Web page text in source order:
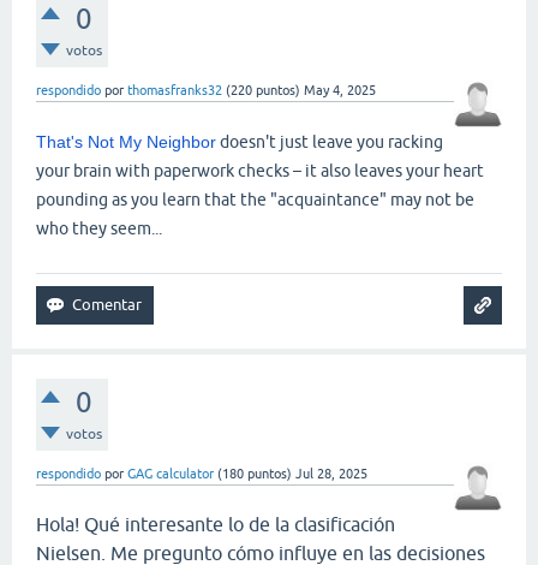
0
votos
respondido por thomasfranks32 (220 puntos) May 4, 2025
That's Not My Neighbordoesn't just leave you racking
your brain with paperwork checks – it also leaves your heart
pounding as you learn that the "acquaintance" may not be
who they seem...
0
votos
respondido por GAG calculator (180 puntos) Jul 28, 2025
Hola! Qué interesante lo de la clasificación
Nielsen. Me pregunto cómo influye en las decisiones